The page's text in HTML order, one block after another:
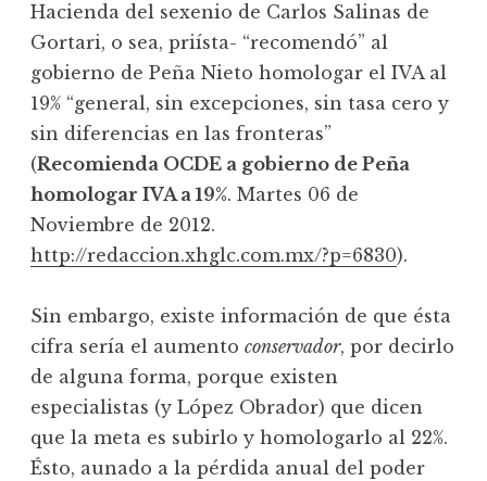
Hacienda del sexenio de Carlos Salinas de
Gortari, o sea, priísta- “recomendó” al
gobierno de Peña Nieto homologar el IVA al
19% “general, sin excepciones, sin tasa cero y
sin diferencias en las fronteras”
(Recomienda OCDE a gobierno de Peña
homologar IVA a 19%. Martes 06 de
Noviembre de 2012.
http://redaccion.xhglc.com.mx/?p=6830).
Sin embargo, existe información de que ésta
cifra sería el aumento conservador, por decirlo
de alguna forma, porque existen
especialistas (y López Obrador) que dicen
que la meta es subirlo y homologarlo al 22%.
Ésto, aunado a la pérdida anual del poder